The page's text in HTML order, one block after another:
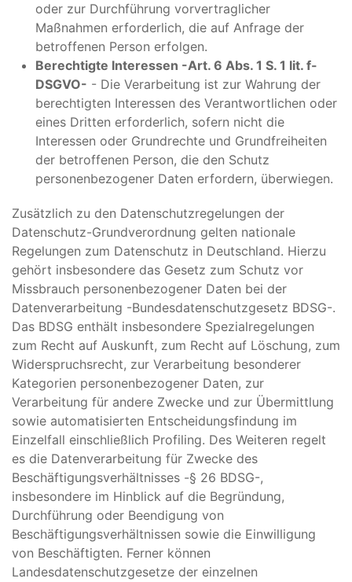
oder zur Durchführung vorvertraglicher
Maßnahmen erforderlich, die auf Anfrage der
betroffenen Person erfolgen.
Berechtigte Interessen -Art. 6 Abs. 1 S. 1 lit. f-
DSGVO- - Die Verarbeitung ist zur Wahrung der
berechtigten Interessen des Verantwortlichen oder
eines Dritten erforderlich, sofern nicht die
Interessen oder Grundrechte und Grundfreiheiten
der betroffenen Person, die den Schutz
personenbezogener Daten erfordern, überwiegen.
Zusätzlich zu den Datenschutzregelungen der
Datenschutz-Grundverordnung gelten nationale
Regelungen zum Datenschutz in Deutschland. Hierzu
gehört insbesondere das Gesetz zum Schutz vor
Missbrauch personenbezogener Daten bei der
Datenverarbeitung -Bundesdatenschutzgesetz BDSG-.
Das BDSG enthält insbesondere Spezialregelungen
zum Recht auf Auskunft, zum Recht auf Löschung, zum
Widerspruchsrecht, zur Verarbeitung besonderer
Kategorien personenbezogener Daten, zur
Verarbeitung für andere Zwecke und zur Übermittlung
sowie automatisierten Entscheidungsfindung im
Einzelfall einschließlich Profiling. Des Weiteren regelt
es die Datenverarbeitung für Zwecke des
Beschäftigungsverhältnisses -§ 26 BDSG-,
insbesondere im Hinblick auf die Begründung,
Durchführung oder Beendigung von
Beschäftigungsverhältnissen sowie die Einwilligung
von Beschäftigten. Ferner können
Landesdatenschutzgesetze der einzelnen